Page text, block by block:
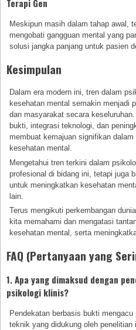
Terapi Gen
Meskipun masih dalam tahap awal,
mengobati gangguan mental yang
solusi jangka panjang untuk pasien
Kesimpulan
Dalam era modern ini, tren dalam
kesehatan mental semakin menjadi
dan masyarakat secara
bukti, integrasi teknologi, dan
membuat kemajuan signifikan
kesehatan mental.
Mengetahui tren terkini dalam
profesional di bidang ini, tetapi juga
untuk meningkatkan kesehatan
lain.
Terus mengikuti perkembangan
kita memahami dan mengatasi
kesehatan mental, serta
FAQ (Pertanyaan yang
1. Apa yang dimaksud dengan
psikologi klinis?
Pendekatan berbasis bukti
teknik yang didukung oleh penelitian